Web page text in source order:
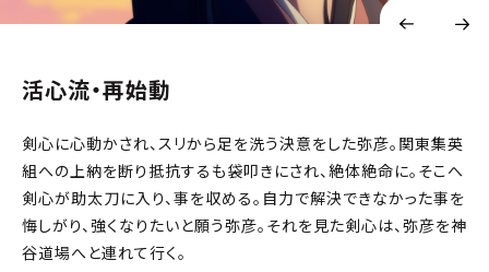
活心流・再始動
剣心に心動かされ、スリから足を洗う決意をした弥彦。関東集英
組への上納を断り抵抗するも袋叩きにされ、絶体絶命に。そこへ
剣心が助太刀に入り、事を収める。自力で解決できなかった事を
悔しがり、強くなりたいと願う弥彦。それを見た剣心は、弥彦を神
谷道場へと連れて行く。